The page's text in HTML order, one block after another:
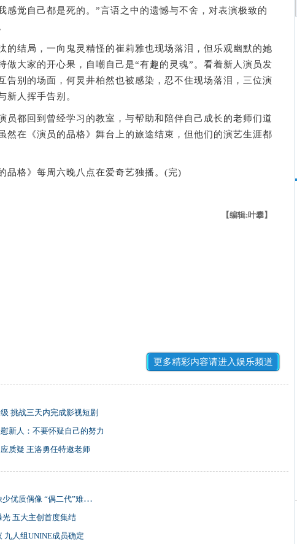
感觉自己都是死的。”言语之中的遗憾与不舍，对表演极致的
结局，一向鬼灵精怪的崔莉雅也现场落泪，但乐观幽默的她
做大家的开心果，自嘲自己是“有趣的灵魂”。看着新人演员发
告别的场面，何炅井柏然也被感染，忍不住现场落泪，三位演
新人挥手告别。
都回到曾经学习的教室，与帮助和陪伴自己成长的老师们道
然在《演员的品格》舞台上的旅途结束，但他们的演艺生涯都
格》每周六晚八点在爱奇艺独播。(完)
【编辑:叶攀】
更多精彩内容请进入娱乐频道
挑战三天内完成影视短剧
新人：不要怀疑自己的努力
质疑 王洛勇任特邀老师
质偶像 “偶二代”难成气候
光 五大主创首度集结
九人组UNINE成员确定